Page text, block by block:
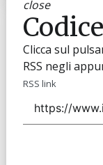
close
Clicca sul
RSS negli
RSS link